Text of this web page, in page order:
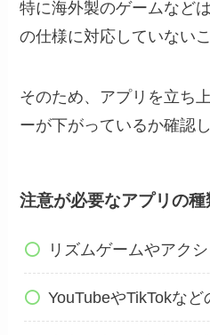
特に海外製のゲームなど
の仕様に対応していない
そのため、アプリを立ち
ーが下がっているか確認
注意が必要なアプリの種
リズムゲームやアク
YouTubeやTikTokなど